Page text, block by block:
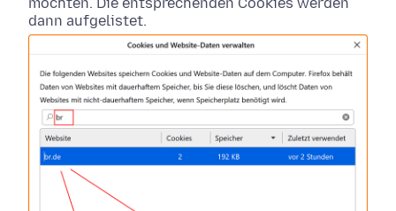
möchten. Die entsprechenden Cookies werden
dann aufgelistet.